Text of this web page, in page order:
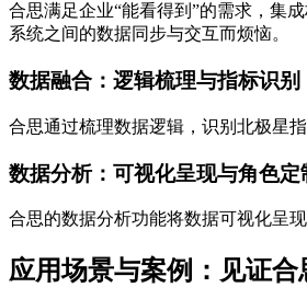
合思满足企业“能看得到”的需求，集
系统之间的数据同步与交互而烦恼。
数据融合：逻辑梳理与指标识别
合思通过梳理数据逻辑，识别北极星
数据分析：可视化呈现与角色定
合思的数据分析功能将数据可视化呈
应用场景与案例：见证